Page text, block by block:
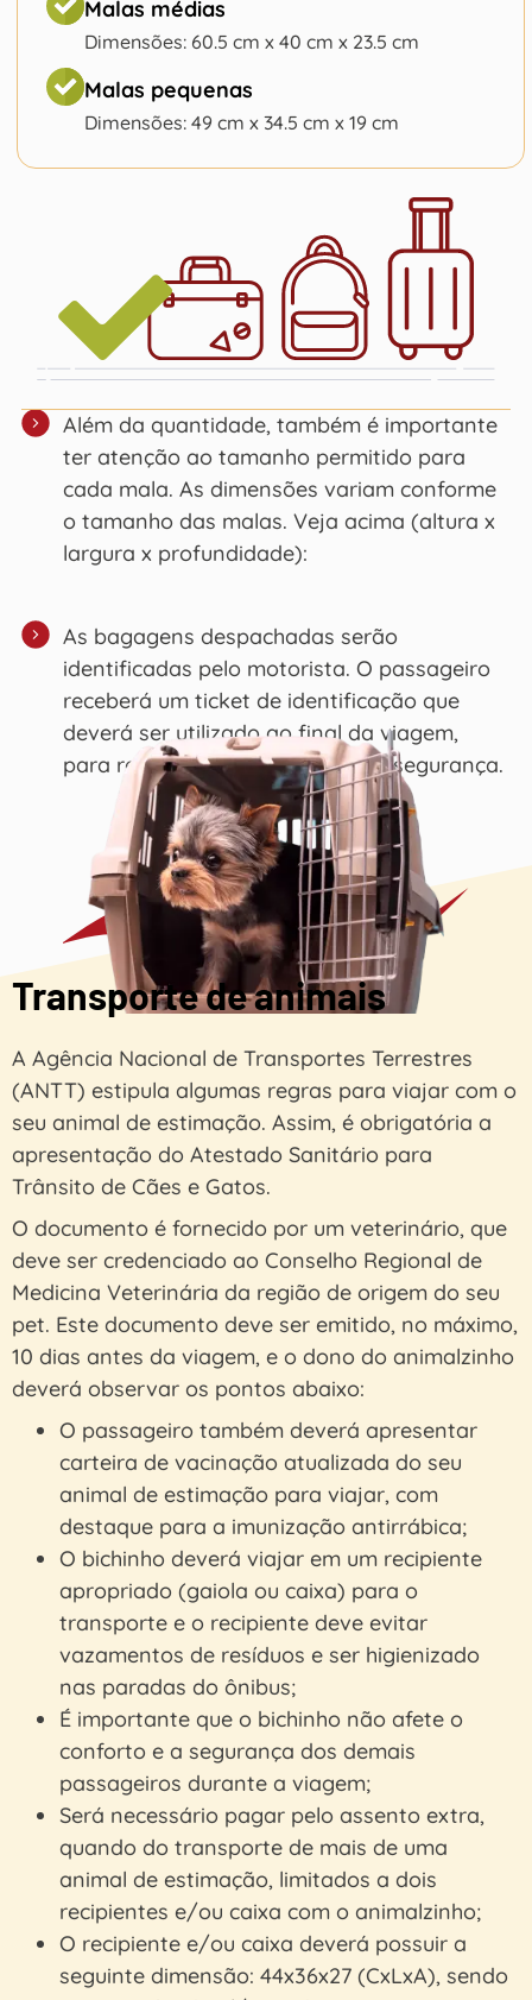
Malas médias
Dimensões: 60.5 cm x 40 cm x 23.5 cm
Malas pequenas
Dimensões: 49 cm x 34.5 cm x 19 cm
Além da quantidade, também é importante
ter atenção ao tamanho permitido para
cada mala. As dimensões variam conforme
o tamanho das malas. Veja acima (altura x
largura x profundidade):
As bagagens despachadas serão
identificadas pelo motorista. O passageiro
receberá um ticket de identificação que
deverá ser utilizado ao final da viagem,
para retirada da mala com total segurança.
Transporte de animais
A Agência Nacional de Transportes Terrestres
(ANTT) estipula algumas regras para viajar com o
seu animal de estimação. Assim, é obrigatória a
apresentação do Atestado Sanitário para
Trânsito de Cães e Gatos.
O documento é fornecido por um veterinário, que
deve ser credenciado ao Conselho Regional de
Medicina Veterinária da região de origem do seu
pet. Este documento deve ser emitido, no máximo,
10 dias antes da viagem, e o dono do animalzinho
deverá observar os pontos abaixo:
O passageiro também deverá apresentar
carteira de vacinação atualizada do seu
animal de estimação para viajar, com
destaque para a imunização antirrábica;
O bichinho deverá viajar em um recipiente
apropriado (gaiola ou caixa) para o
transporte e o recipiente deve evitar
vazamentos de resíduos e ser higienizado
nas paradas do ônibus;
É importante que o bichinho não afete o
conforto e a segurança dos demais
passageiros durante a viagem;
Será necessário pagar pelo assento extra,
quando do transporte de mais de uma
animal de estimação, limitados a dois
recipientes e/ou caixa com o animalzinho;
O recipiente e/ou caixa deverá possuir a
seguinte dimensão: 44x36x27 (CxLxA), sendo